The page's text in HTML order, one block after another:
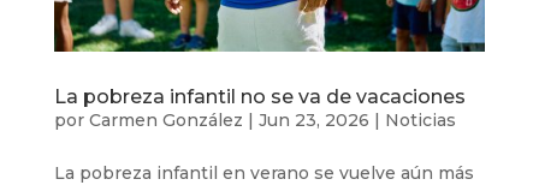
La pobreza infantil no se va de vacaciones
por Carmen González | Jun 23, 2026 | Noticias
La pobreza infantil en verano se vuelve aún más